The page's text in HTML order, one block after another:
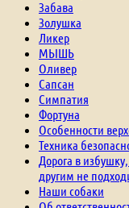
Забава
Золушка
Ликер
МЫШЬ
Оливер
Сапсан
Симпатия
Фортуна
Особенности
Техника
Дорога в
другим не
Наши собаки